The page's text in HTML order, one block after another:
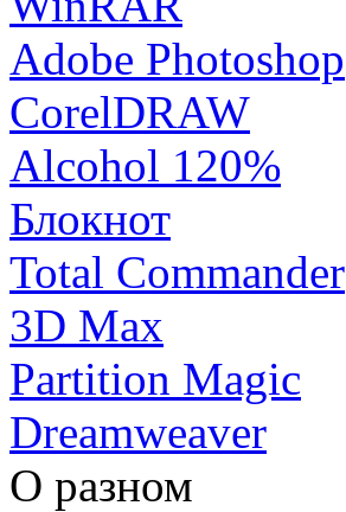
Adobe Photoshop
CorelDRAW
Alcohol 120%
Блокнот
Total Commander
3D Max
Partition Magic
Dreamweaver
О разном